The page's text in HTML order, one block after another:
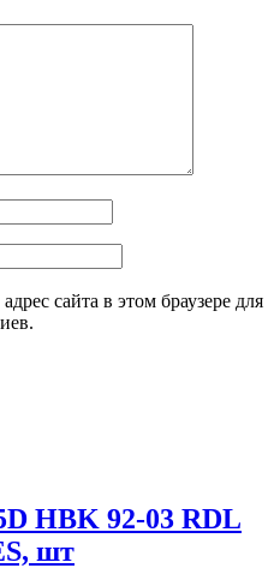
сайта в этом браузере для
HBK 92-03 RDL
шт